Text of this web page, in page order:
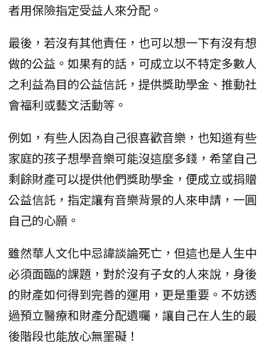
者用保險指定受益人來分配。
最後，若沒有其他責任，也可以想一下有沒有想
做的公益。如果有的話，可成立以不特定多數人
之利益為目的公益信託，提供獎助學金、推動社
會福利或藝文活動等。
例如，有些人因為自己很喜歡音樂，也知道有些
家庭的孩子想學音樂可能沒這麼多錢，希望自己
剩餘財產可以提供他們獎助學金，便成立或捐贈
公益信託，指定讓有音樂背景的人來申請，一圓
自己的心願。
雖然華人文化中忌諱談論死亡，但這也是人生中
必須面臨的課題，對於沒有子女的人來說，身後
的財產如何得到完善的運用，更是重要。不妨透
過預立醫療和財產分配遺囑，讓自己在人生的最
後階段也能放心無罣礙！